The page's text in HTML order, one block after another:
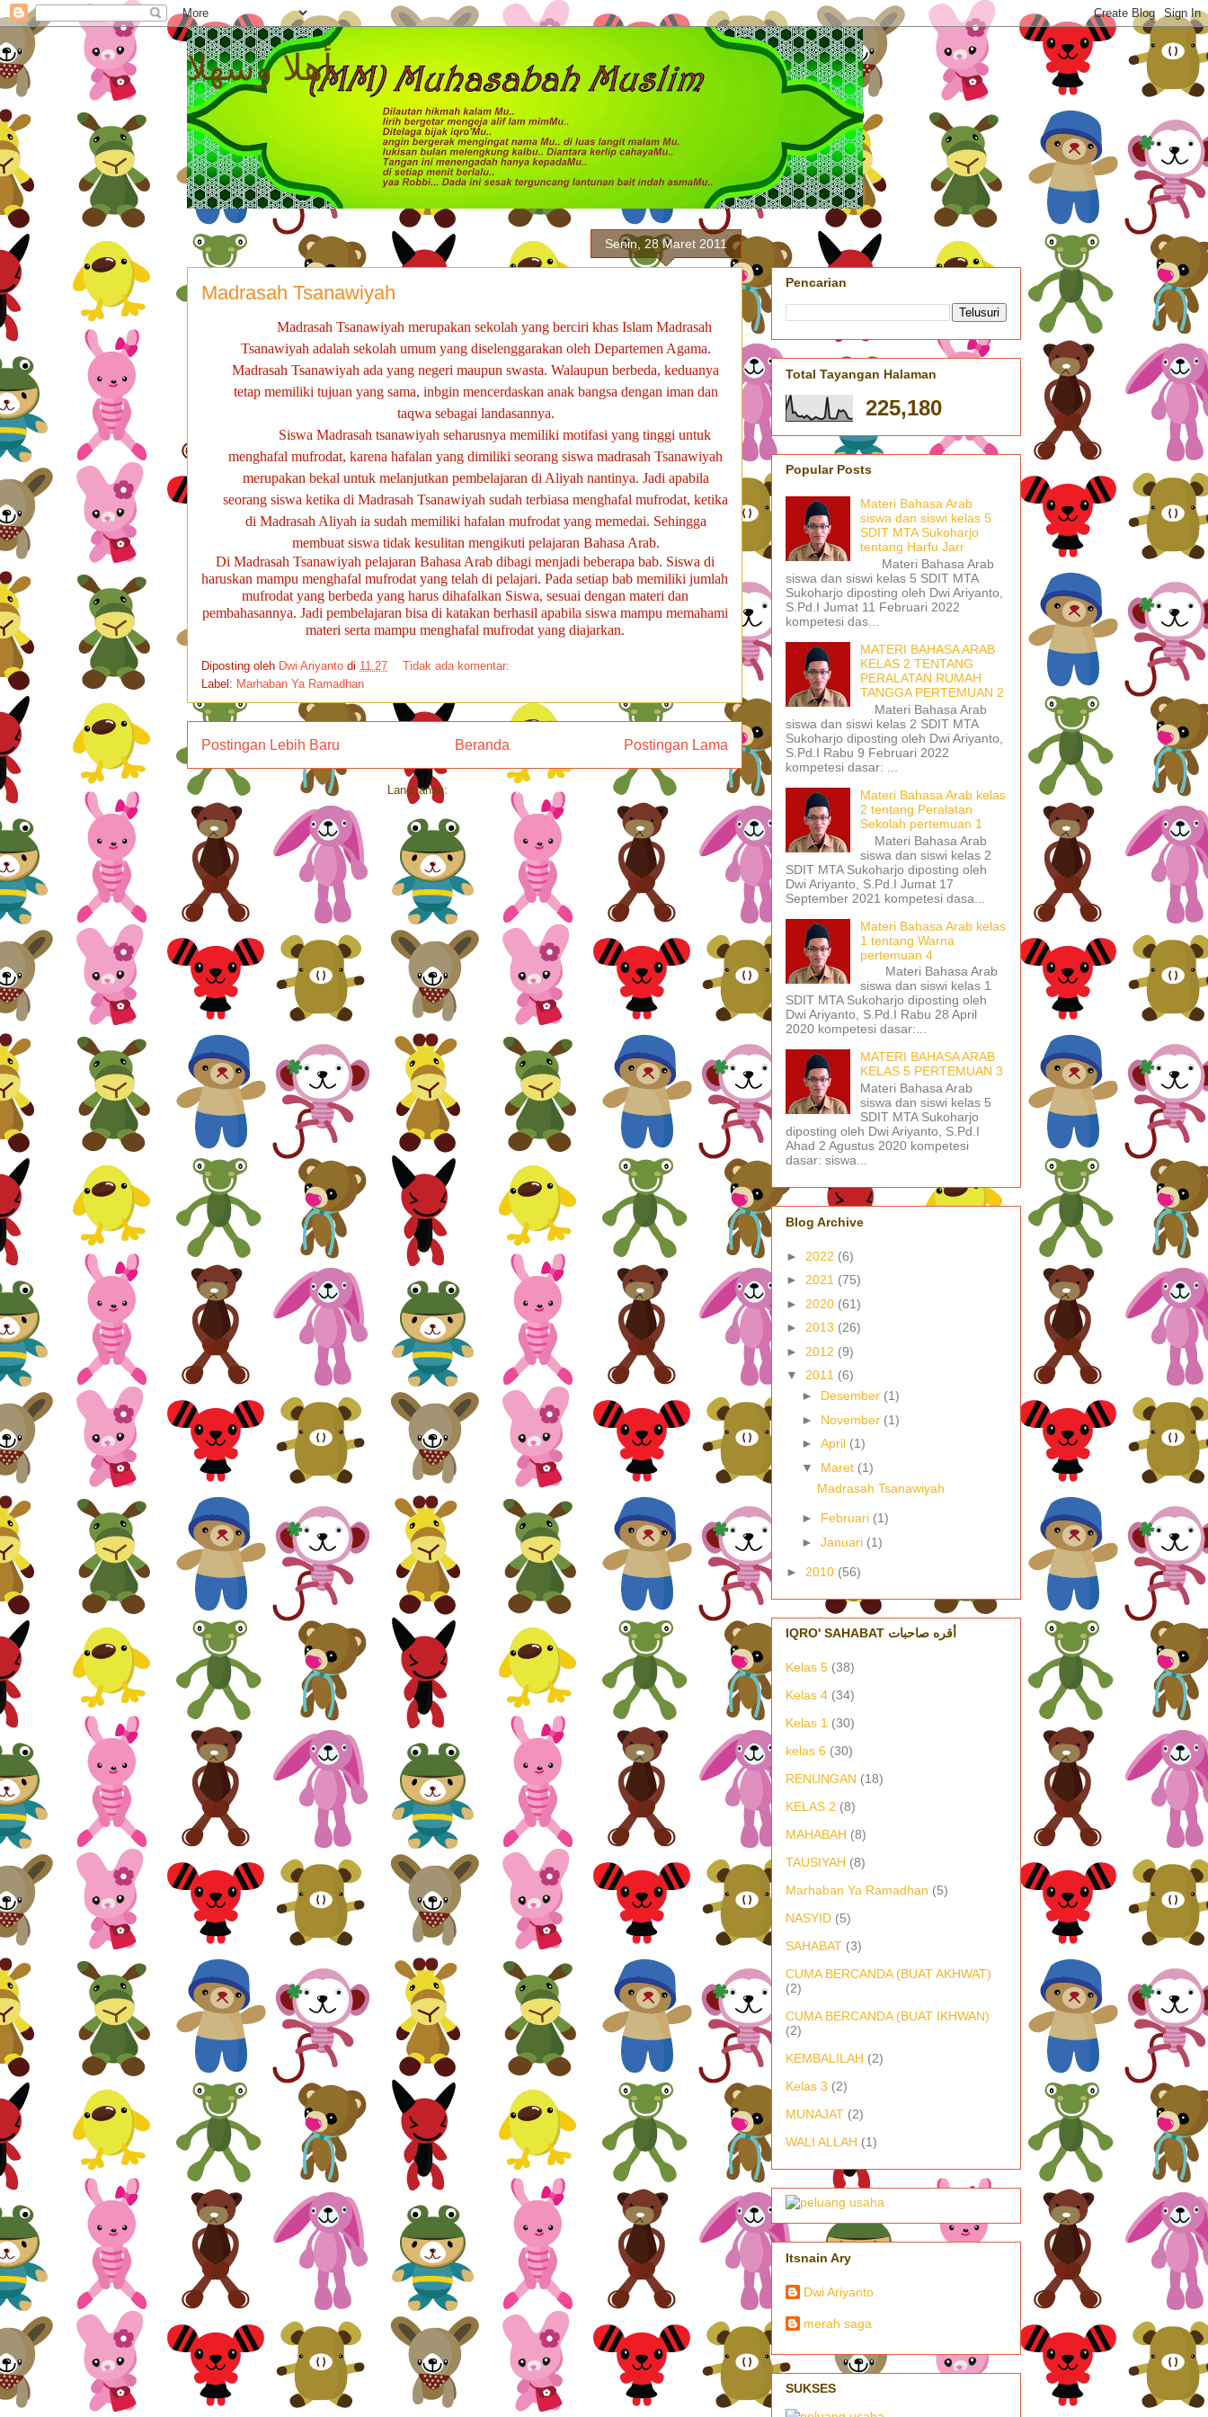
أهلا وسهلا
Senin, 28 Maret 2011
Madrasah Tsanawiyah
Madrasah Tsanawiyah merupakan sekolah yang berciri khas Islam Madrasah
Tsanawiyah adalah sekolah umum yang diselenggarakan oleh Departemen Agama.
Madrasah Tsanawiyah ada yang negeri maupun swasta. Walaupun berbeda, keduanya
tetap memiliki tujuan yang sama, inbgin mencerdaskan anak bangsa dengan iman dan
taqwa sebagai landasannya.
Siswa Madrasah tsanawiyah seharusnya memiliki motifasi yang tinggi untuk
menghafal mufrodat, karena hafalan yang dimiliki seorang siswa madrasah Tsanawiyah
merupakan bekal untuk melanjutkan pembelajaran di Aliyah nantinya. Jadi apabila
seorang siswa ketika di Madrasah Tsanawiyah sudah terbiasa menghafal mufrodat, ketika
di Madrasah Aliyah ia sudah memiliki hafalan mufrodat yang memedai. Sehingga
membuat siswa tidak kesulitan mengikuti pelajaran Bahasa Arab.
Di Madrasah Tsanawiyah pelajaran Bahasa Arab dibagi menjadi beberapa bab. Siswa di
haruskan mampu menghafal mufrodat yang telah di pelajari. Pada setiap bab memiliki jumlah
mufrodat yang berbeda yang harus dihafalkan Siswa, sesuai dengan materi dan
pembahasannya. Jadi pembelajaran bisa di katakan berhasil apabila siswa mampu memahami
materi serta mampu menghafal mufrodat yang diajarkan.
Diposting oleh Dwi Ariyanto di 11.27
Tidak ada komentar:
Label: Marhaban Ya Ramadhan
Postingan Lebih Baru Postingan Lama
Beranda
Langganan: Postingan (Atom)
Pencarian
Total Tayangan Halaman
225,180
Popular Posts
Materi Bahasa Arab
siswa dan siswi kelas 5
SDIT MTA Sukoharjo
tentang Harfu Jarr
Materi Bahasa Arab
siswa dan siswi kelas 5 SDIT MTA
Sukoharjo diposting oleh Dwi Ariyanto,
S.Pd.I Jumat 11 Februari 2022
kompetesi das...
MATERI BAHASA ARAB
KELAS 2 TENTANG
PERALATAN RUMAH
TANGGA PERTEMUAN 2
Materi Bahasa Arab
siswa dan siswi kelas 2 SDIT MTA
Sukoharjo diposting oleh Dwi Ariyanto,
S.Pd.I Rabu 9 Februari 2022
kompetesi dasar: ...
Materi Bahasa Arab kelas
2 tentang Peralatan
Sekolah pertemuan 1
Materi Bahasa Arab
siswa dan siswi kelas 2
SDIT MTA Sukoharjo diposting oleh
Dwi Ariyanto, S.Pd.I Jumat 17
September 2021 kompetesi dasa...
Materi Bahasa Arab kelas
1 tentang Warna
pertemuan 4
Materi Bahasa Arab
siswa dan siswi kelas 1
SDIT MTA Sukoharjo diposting oleh
Dwi Ariyanto, S.Pd.I Rabu 28 April
2020 kompetesi dasar:...
MATERI BAHASA ARAB
KELAS 5 PERTEMUAN 3
Materi Bahasa Arab
siswa dan siswi kelas 5
SDIT MTA Sukoharjo
diposting oleh Dwi Ariyanto, S.Pd.I
Ahad 2 Agustus 2020 kompetesi
dasar: siswa...
Blog Archive
► 2022 (6)
► 2021 (75)
► 2020 (61)
► 2013 (26)
► 2012 (9)
▼ 2011 (6)
► Desember (1)
► November (1)
► April (1)
▼ Maret (1)
Madrasah Tsanawiyah
► Februari (1)
► Januari (1)
► 2010 (56)
IQRO' SAHABAT أقره صاحبات
Kelas 5 (38)
Kelas 4 (34)
Kelas 1 (30)
kelas 6 (30)
RENUNGAN (18)
KELAS 2 (8)
MAHABAH (8)
TAUSIYAH (8)
Marhaban Ya Ramadhan (5)
NASYID (5)
SAHABAT (3)
CUMA BERCANDA (BUAT AKHWAT)
(2)
CUMA BERCANDA (BUAT IKHWAN)
(2)
KEMBALILAH (2)
Kelas 3 (2)
MUNAJAT (2)
WALI ALLAH (1)
Itsnain Ary
Dwi Ariyanto
merah saga
SUKSES